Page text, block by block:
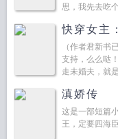
思，我先去吃
快穿女主
（作者君新书
支持，么么哒
走未婚夫，就
滇娇传
这是一部短篇
王，定要四海